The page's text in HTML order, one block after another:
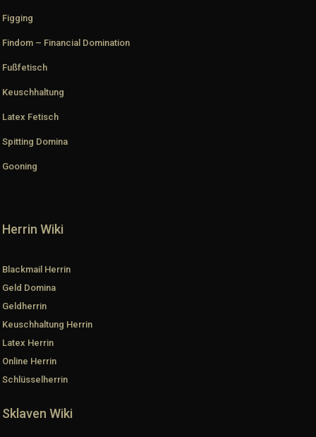
Figging
Findom – Financial Domination
Fußfetisch
Keuschhaltung
Latex Fetisch
Spitting Domina
Gooning
Herrin Wiki
Blackmail Herrin
Geld Domina
Geldherrin
Keuschhaltung Herrin
Latex Herrin
Online Herrin
Schlüsselherrin
Sklaven Wiki